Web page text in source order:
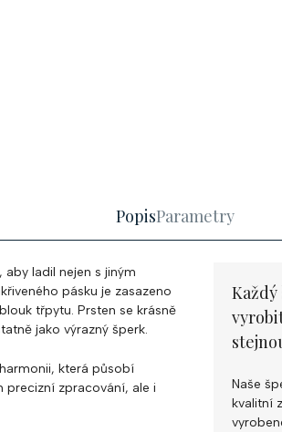
PopisParametry
ladil nejen s jiným
pásku je zasazeno
třpytu. Prsten se krásně
jako výrazný šperk.
která působí
precizní zpracování, ale i
Naše
kvalitní